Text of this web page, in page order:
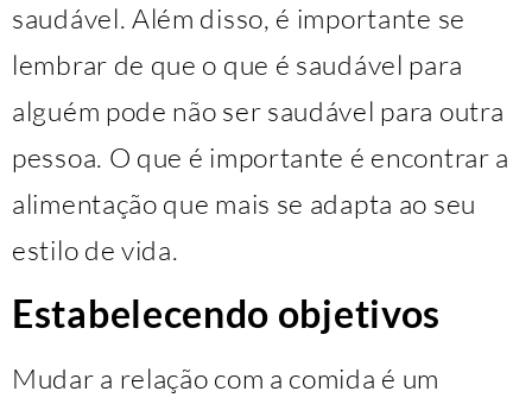
saudável. Além disso, é importante se
lembrar de que o que é saudável para
alguém pode não ser saudável para outra
pessoa. O que é importante é encontrar a
alimentação que mais se adapta ao seu
estilo de vida.
Estabelecendo objetivos
Mudar a relação com a comida é um